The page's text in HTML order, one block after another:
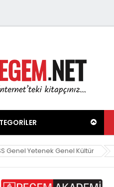
Genel Yetenek Genel Kültür